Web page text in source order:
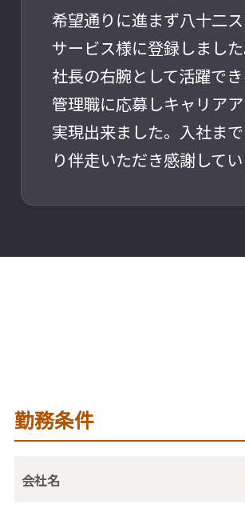
希望通りに進まず八十二
サービス様に登録しました
社長の右腕として活躍で
管理職に応募しキャリア
実現出来ました。入社ま
り伴走いただき感謝してい
勤務条件
会社名